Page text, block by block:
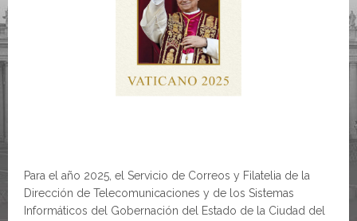
Para el año 2025, el Servicio de Correos y Filatelia de la
Dirección de Telecomunicaciones y de los Sistemas
Informáticos del Gobernación del Estado de la Ciudad del